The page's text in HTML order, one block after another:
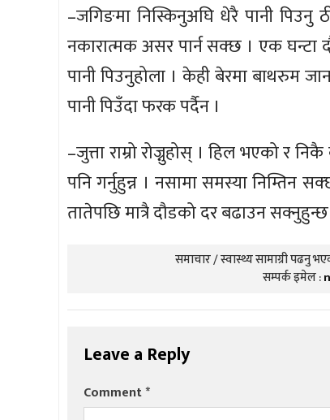
–जगिङमा निस्किनुअघि धेरै पानी
नकारात्मक असर पार्न सक्छ । एक घन्टा
पानी पिउनुहोला । केही बेरमा बाथरुम
पानी पिउँदा फरक पर्दैन ।
–जुत्ता राम्रो रोज्नुहोस् । हिल भएको र
पनि गर्नुहुन्न । नसामा समस्या निम्तिन
तातेपछि मात्रै दौडको दर बढाउन सक्नुहुन्छ
समाचार / स्वास्थ्य सामाग्री पढनु
सम्पर्क इमेल :
Leave a Reply
Comment*